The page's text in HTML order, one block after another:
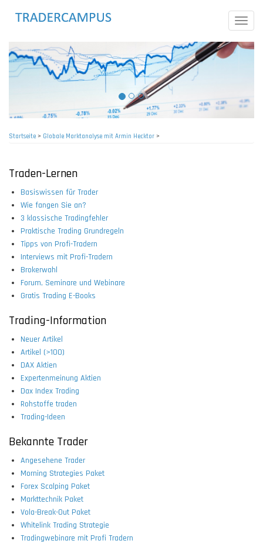
Toggle
Startseite> Globale Marktanalyse mit Armin Hecktor >
Traden-Lernen
Basiswissen für Trader
Wie fangen Sie an?
3 klassische Tradingfehler
Praktische Trading Grundregeln
Tipps von Profi-Tradern
Interviews mit Profi-Tradern
Brokerwahl
Forum, Seminare und Webinare
Gratis Trading E-Books
Trading-Information
Neuer Artikel
Artikel (>100)
DAX Aktien
Expertenmeinung Aktien
Dax Index Trading
Rohstoffe traden
Trading-Ideen
Bekannte Trader
Angesehene Trader
Morning Strategies Paket
Forex Scalping Paket
Markttechnik Paket
Vola-Break-Out Paket
Whitelink Trading Strategie
Tradingwebinare mit Profi Tradern